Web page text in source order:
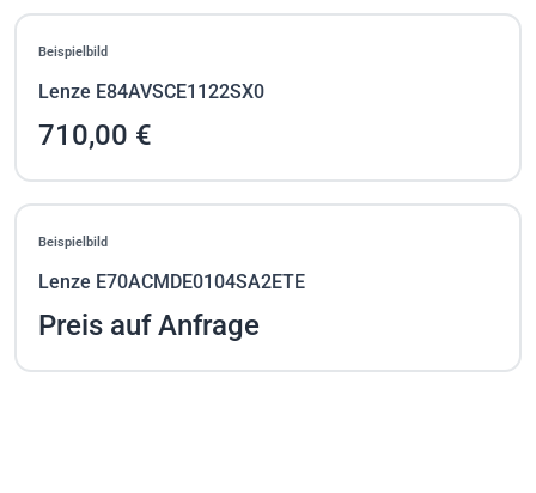
Beispielbild
Lenze E84AVSCE1122SX0
710,00 €
Beispielbild
Lenze E70ACMDE0104SA2ETE
Preis auf Anfrage